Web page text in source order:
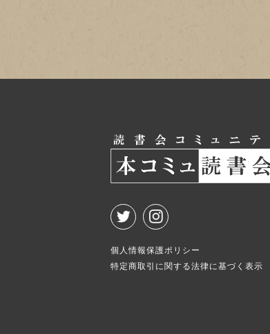
個人情報保護ポリシー
特定商取引に関する法律に基づく表示